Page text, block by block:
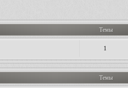
Темы
1
Темы